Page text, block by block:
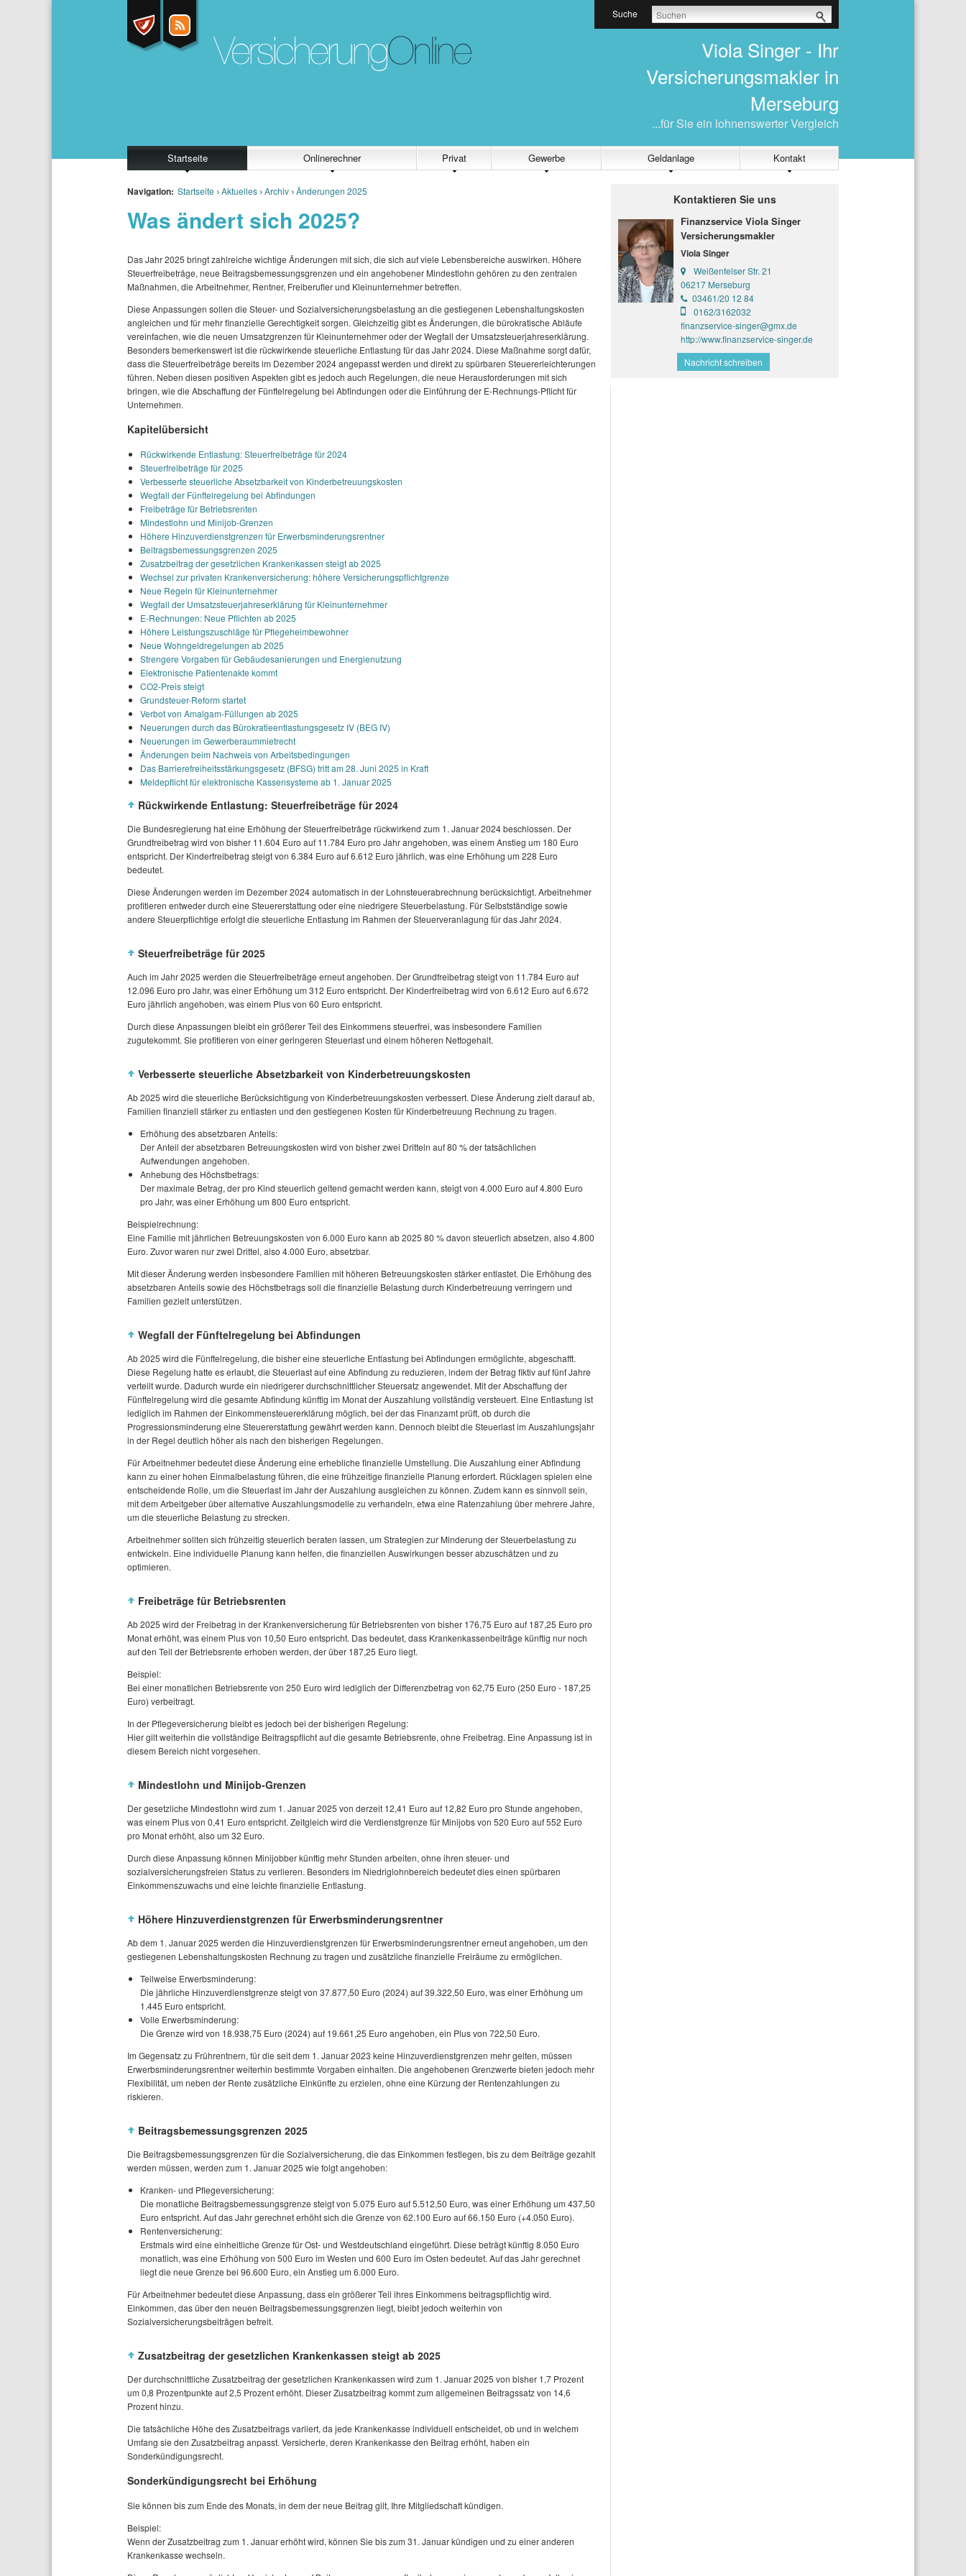
Suche
Viola Singer - Ihr
Versicherungsmakler in
Merseburg
...für Sie ein lohnenswerter Vergleich
Startseite Onlinerechner Privat Gewerbe Geldanlage Kontakt
Navigation: Startseite Aktuelles Archiv Änderungen 2025
Was ändert sich 2025?
Das Jahr 2025 bringt zahlreiche wichtige Änderungen mit sich, die sich auf viele Lebensbereiche auswirken. Höhere
Steuerfreibeträge, neue Beitragsbemessungsgrenzen und ein angehobener Mindestlohn gehören zu den zentralen
Maßnahmen, die Arbeitnehmer, Rentner, Freiberufler und Kleinunternehmer betreffen.
Diese Anpassungen sollen die Steuer- und Sozialversicherungsbelastung an die gestiegenen Lebenshaltungskosten
angleichen und für mehr finanzielle Gerechtigkeit sorgen. Gleichzeitig gibt es Änderungen, die bürokratische Abläufe
vereinfachen, wie die neuen Umsatzgrenzen für Kleinunternehmer oder der Wegfall der Umsatzsteuerjahreserklärung.
Besonders bemerkenswert ist die rückwirkende steuerliche Entlastung für das Jahr 2024. Diese Maßnahme sorgt dafür,
dass die Steuerfreibeträge bereits im Dezember 2024 angepasst werden und direkt zu spürbaren Steuererleichterungen
führen. Neben diesen positiven Aspekten gibt es jedoch auch Regelungen, die neue Herausforderungen mit sich
bringen, wie die Abschaffung der Fünftelregelung bei Abfindungen oder die Einführung der E-Rechnungs-Pflicht für
Unternehmen.
Kapitelübersicht
Rückwirkende Entlastung: Steuerfreibeträge für 2024
Steuerfreibeträge für 2025
Verbesserte steuerliche Absetzbarkeit von Kinderbetreuungskosten
Wegfall der Fünftelregelung bei Abfindungen
Freibeträge für Betriebsrenten
Mindestlohn und Minijob-Grenzen
Höhere Hinzuverdienstgrenzen für Erwerbsminderungsrentner
Beitragsbemessungsgrenzen 2025
Zusatzbeitrag der gesetzlichen Krankenkassen steigt ab 2025
Wechsel zur privaten Krankenversicherung: höhere Versicherungspflichtgrenze
Neue Regeln für Kleinunternehmer
Wegfall der Umsatzsteuerjahreserklärung für Kleinunternehmer
E-Rechnungen: Neue Pflichten ab 2025
Höhere Leistungszuschläge für Pflegeheimbewohner
Neue Wohngeldregelungen ab 2025
Strengere Vorgaben für Gebäudesanierungen und Energienutzung
Elektronische Patientenakte kommt
CO2-Preis steigt
Grundsteuer-Reform startet
Verbot von Amalgam-Füllungen ab 2025
Neuerungen durch das Bürokratieentlastungsgesetz IV (BEG IV)
Neuerungen im Gewerberaummietrecht
Änderungen beim Nachweis von Arbeitsbedingungen
Das Barrierefreiheitsstärkungsgesetz (BFSG) tritt am 28. Juni 2025 in Kraft
Meldepflicht für elektronische Kassensysteme ab 1. Januar 2025
Rückwirkende Entlastung: Steuerfreibeträge für 2024
Die Bundesregierung hat eine Erhöhung der Steuerfreibeträge rückwirkend zum 1. Januar 2024 beschlossen. Der
Grundfreibetrag wird von bisher 11.604 Euro auf 11.784 Euro pro Jahr angehoben, was einem Anstieg um 180 Euro
entspricht. Der Kinderfreibetrag steigt von 6.384 Euro auf 6.612 Euro jährlich, was eine Erhöhung um 228 Euro
bedeutet.
Diese Änderungen werden im Dezember 2024automatisch in der Lohnsteuerabrechnung berücksichtigt. Arbeitnehmer
profitieren entweder durch eine Steuererstattung oder eine niedrigere Steuerbelastung. Für Selbstständige sowie
andere Steuerpflichtige erfolgt die steuerliche Entlastung im Rahmen derSteuerveranlagung für das Jahr 2024.
Steuerfreibeträge für 2025
Auch im Jahr 2025 werden die Steuerfreibeträge erneut angehoben. Der Grundfreibetrag steigt von 11.784 Euro auf
12.096 Euro pro Jahr, was einer Erhöhung um 312 Euro entspricht. Der Kinderfreibetrag wird von 6.612 Euro auf 6.672
Euro jährlich angehoben, was einem Plus von 60 Euro entspricht.
Durch diese Anpassungen bleibt ein größerer Teil des Einkommens steuerfrei, was insbesondere Familien
zugutekommt. Sie profitieren von einer geringeren Steuerlast und einem höheren Nettogehalt.
Verbesserte steuerliche Absetzbarkeit von Kinderbetreuungskosten
Ab 2025 wird die steuerliche Berücksichtigung von Kinderbetreuungskosten verbessert. Diese Änderung zielt darauf ab,
Familien finanziell stärker zu entlasten und den gestiegenen Kosten für Kinderbetreuung Rechnung zu tragen.
Erhöhung des absetzbaren Anteils:
Der Anteil der absetzbaren Betreuungskosten wird von bisher zwei Dritteln auf 80 % der tatsächlichen
Aufwendungen angehoben.
Anhebung des Höchstbetrags:
Der maximale Betrag, der pro Kind steuerlich geltend gemacht werden kann, steigt von 4.000 Euro auf 4.800 Euro
pro Jahr, was einer Erhöhung um 800 Euro entspricht.
Beispielrechnung:
Eine Familie mit jährlichen Betreuungskosten von 6.000 Euro kann ab 2025 80 % davon steuerlich absetzen, also 4.800
Euro. Zuvor waren nur zwei Drittel, also 4.000 Euro, absetzbar.
Mit dieser Änderung werden insbesondere Familien mit höheren Betreuungskosten stärker entlastet. Die Erhöhung des
absetzbaren Anteils sowie des Höchstbetrags soll die finanzielle Belastung durch Kinderbetreuung verringern und
Familien gezielt unterstützen.
Wegfall der Fünftelregelung bei Abfindungen
Ab 2025 wird die Fünftelregelung, die bisher eine steuerliche Entlastung bei Abfindungen ermöglichte, abgeschafft.
Diese Regelung hatte es erlaubt, die Steuerlast auf eine Abfindung zu reduzieren, indem der Betrag fiktiv auf fünf Jahre
verteilt wurde. Dadurch wurde ein niedrigerer durchschnittlicher Steuersatz angewendet. Mit der Abschaffung der
Fünftelregelung wird die gesamte Abfindung künftig im Monat der Auszahlung vollständig versteuert. Eine Entlastung ist
lediglich im Rahmen der Einkommensteuererklärung möglich, bei der das Finanzamt prüft, ob durch die
Progressionsminderung eine Steuererstattung gewährt werden kann. Dennoch bleibt die Steuerlast im Auszahlungsjahr
in der Regel deutlich höher als nach den bisherigen Regelungen.
Für Arbeitnehmer bedeutet diese Änderung eine erhebliche finanzielle Umstellung. Die Auszahlung einer Abfindung
kann zu einer hohen Einmalbelastung führen, die eine frühzeitige finanzielle Planung erfordert. Rücklagen spielen eine
entscheidende Rolle, um die Steuerlast im Jahr der Auszahlung ausgleichen zu können. Zudem kann es sinnvoll sein,
mit dem Arbeitgeber über alternative Auszahlungsmodelle zu verhandeln, etwa eine Ratenzahlung über mehrere Jahre,
um die steuerliche Belastung zu strecken.
Arbeitnehmer sollten sich frühzeitig steuerlich beraten lassen, um Strategien zur Minderung der Steuerbelastung zu
entwickeln. Eine individuelle Planung kann helfen, die finanziellen Auswirkungen besser abzuschätzen und zu
optimieren.
Freibeträge für Betriebsrenten
Ab 2025 wird der Freibetrag in der Krankenversicherung für Betriebsrenten von bisher 176,75 Euro auf 187,25 Euro pro
Monat erhöht, was einem Plus von 10,50 Euro entspricht. Das bedeutet, dass Krankenkassenbeiträge künftig nur noch
auf den Teil der Betriebsrente erhoben werden, der über 187,25 Euro liegt.
Beispiel:
Bei einer monatlichen Betriebsrente von 250 Euro wird lediglich der Differenzbetrag von 62,75 Euro (250 Euro - 187,25
Euro) verbeitragt.
In der Pflegeversicherung bleibt es jedoch bei der bisherigen Regelung:
Hier gilt weiterhin die vollständige Beitragspflicht auf die gesamte Betriebsrente, ohne Freibetrag. Eine Anpassung ist in
diesem Bereich nicht vorgesehen.
Mindestlohn und Minijob-Grenzen
Der gesetzliche Mindestlohn wird zum 1. Januar 2025 von derzeit 12,41 Euro auf 12,82 Euro pro Stunde angehoben,
was einem Plus von 0,41 Euro entspricht. Zeitgleich wird die Verdienstgrenze für Minijobs von 520 Euro auf 552 Euro
pro Monat erhöht, also um 32 Euro.
Durch diese Anpassung können Minijobber künftig mehr Stunden arbeiten, ohne ihren steuer- und
sozialversicherungsfreien Status zu verlieren. Besonders im Niedriglohnbereich bedeutet dies einen spürbaren
Einkommenszuwachs und eine leichte finanzielle Entlastung.
Höhere Hinzuverdienstgrenzen für Erwerbsminderungsrentner
Ab dem 1. Januar 2025 werden die Hinzuverdienstgrenzen für Erwerbsminderungsrentner erneut angehoben, um den
gestiegenen Lebenshaltungskosten Rechnung zu tragen und zusätzliche finanzielle Freiräume zu ermöglichen.
Teilweise Erwerbsminderung:
Die jährliche Hinzuverdienstgrenze steigt von 37.877,50 Euro (2024) auf 39.322,50 Euro, was einer Erhöhung um
1.445 Euro entspricht.
Volle Erwerbsminderung:
Die Grenze wird von 18.938,75 Euro (2024) auf 19.661,25 Euro angehoben, ein Plus von 722,50 Euro.
Im Gegensatz zu Frührentnern, für die seit dem 1. Januar 2023 keine Hinzuverdienstgrenzen mehr gelten, müssen
Erwerbsminderungsrentner weiterhin bestimmte Vorgaben einhalten. Die angehobenen Grenzwerte bieten jedoch mehr
Flexibilität, um neben der Rente zusätzliche Einkünfte zu erzielen, ohne eine Kürzung der Rentenzahlungen zu
riskieren.
Beitragsbemessungsgrenzen 2025
Die Beitragsbemessungsgrenzen für die Sozialversicherung, die das Einkommen festlegen, bis zu dem Beiträge gezahlt
werden müssen, werden zum 1. Januar 2025 wie folgt angehoben:
Kranken- und Pflegeversicherung:
Die monatliche Beitragsbemessungsgrenze steigt von 5.075 Euro auf 5.512,50 Euro, was einer Erhöhung um 437,50
Euro entspricht. Auf das Jahr gerechnet erhöht sich die Grenze von 62.100 Euro auf 66.150 Euro (+4.050 Euro).
Rentenversicherung:
Erstmals wird eine einheitliche Grenze für Ost- und Westdeutschland eingeführt. Diese beträgt künftig 8.050 Euro
monatlich, was eine Erhöhung von 500 Euro im Westen und 600 Euro im Osten bedeutet. Auf das Jahr gerechnet
liegt die neue Grenze bei 96.600 Euro, ein Anstieg um 6.000 Euro.
Für Arbeitnehmer bedeutet diese Anpassung, dass ein größerer Teil ihres Einkommens beitragspflichtig wird.
Einkommen, das über den neuen Beitragsbemessungsgrenzen liegt, bleibt jedoch weiterhin von
Sozialversicherungsbeiträgen befreit.
Zusatzbeitrag der gesetzlichen Krankenkassen steigt ab 2025
Der durchschnittliche Zusatzbeitrag der gesetzlichen Krankenkassen wird zum 1. Januar 2025 von bisher 1,7 Prozent
um 0,8 Prozentpunkte auf 2,5 Prozent erhöht. Dieser Zusatzbeitrag kommt zum allgemeinen Beitragssatz von 14,6
Prozent hinzu.
Die tatsächliche Höhe des Zusatzbeitrags variiert, da jede Krankenkasse individuell entscheidet, ob und in welchem
Umfang sie den Zusatzbeitrag anpasst. Versicherte, deren Krankenkasse den Beitrag erhöht, haben ein
Sonderkündigungsrecht.
Sonderkündigungsrecht bei Erhöhung
Sie können bis zum Ende des Monats, in dem der neue Beitrag gilt, Ihre Mitgliedschaft kündigen.
Beispiel:
Wenn der Zusatzbeitrag zum 1. Januar erhöht wird, können Sie bis zum 31. Januar kündigen und zu einer anderen
Krankenkasse wechseln.
Kontaktieren Sie uns
Finanzservice Viola Singer
Versicherungsmakler
Viola Singer
Weißenfelser Str. 21
06217 Merseburg
03461/20 12 84
0162/3162032
finanzservice-singer@gmx.de
http://www.finanzservice-singer.de
Nachricht schreiben